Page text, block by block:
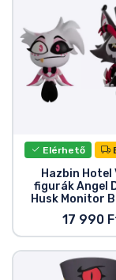
Elérhető
Hazbin Hotel
figurák Angel
Husk Monitor
17 990
Zenés